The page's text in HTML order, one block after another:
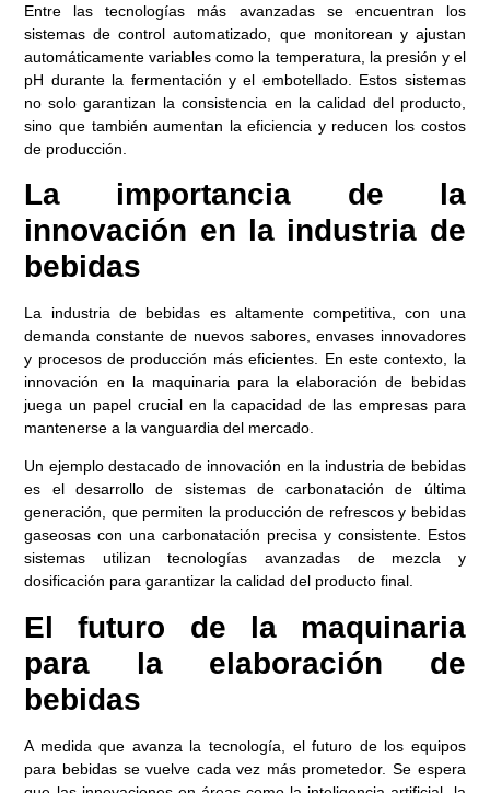
Entre las tecnologías más avanzadas se encuentran los
sistemas de control automatizado, que monitorean y ajustan
automáticamente variables como la temperatura, la presión y el
pH durante la fermentación y el embotellado. Estos sistemas
no solo garantizan la consistencia en la calidad del producto,
sino que también aumentan la eficiencia y reducen los costos
de producción.
La importancia de la
innovación en la industria de
bebidas
La industria de bebidas es altamente competitiva, con una
demanda constante de nuevos sabores, envases innovadores
y procesos de producción más eficientes. En este contexto, la
innovación en la maquinaria para la elaboración de bebidas
juega un papel crucial en la capacidad de las empresas para
mantenerse a la vanguardia del mercado.
Un ejemplo destacado de innovación en la industria de bebidas
es el desarrollo de sistemas de carbonatación de última
generación, que permiten la producción de refrescos y bebidas
gaseosas con una carbonatación precisa y consistente. Estos
sistemas utilizan tecnologías avanzadas de mezcla y
dosificación para garantizar la calidad del producto final.
El futuro de la maquinaria
para la elaboración de
bebidas
A medida que avanza la tecnología, el futuro de los equipos
para bebidas se vuelve cada vez más prometedor. Se espera